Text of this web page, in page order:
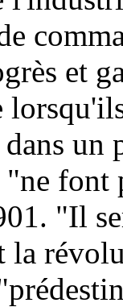
et
un
"ne
"Il
la